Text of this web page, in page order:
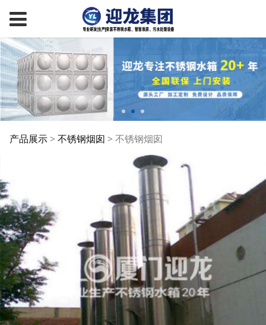
不锈钢烟囱
产品展示> 不锈钢烟囱 > 不锈钢烟囱